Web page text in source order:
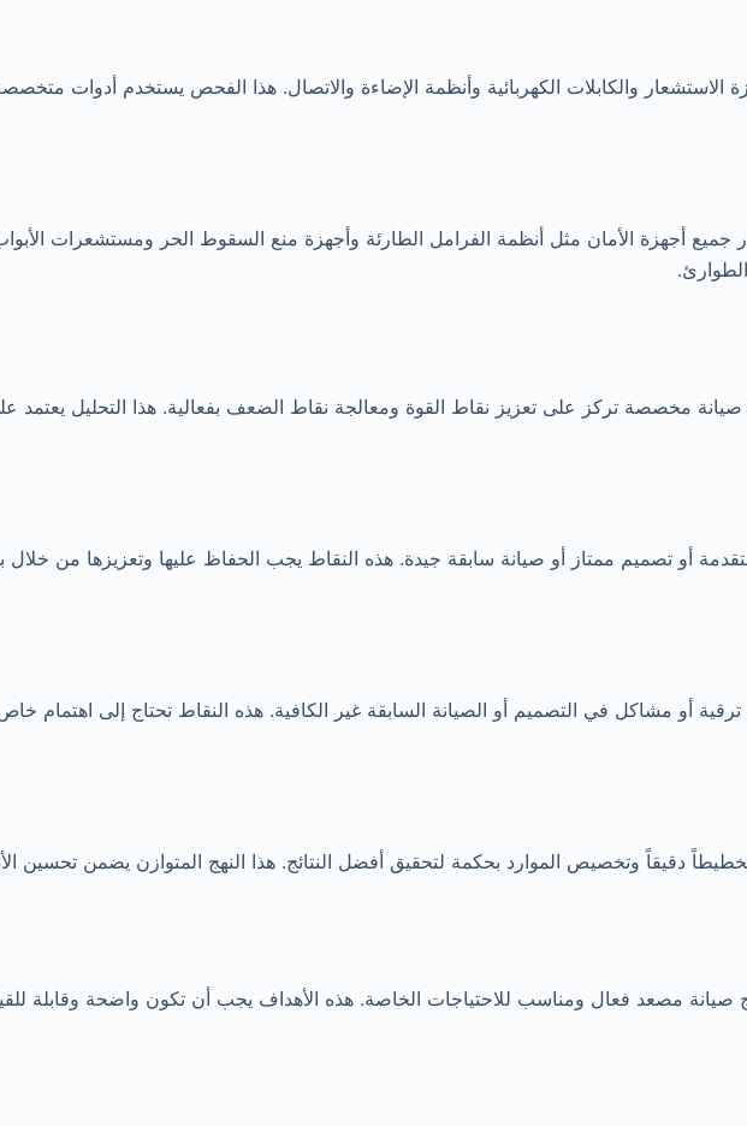
والكابلات الكهربائية وأنظمة الإضاءة والاتصال. هذا الفحص يستخدم أدوات
أجهزة الأمان مثل أنظمة الفرامل الطارئة وأجهزة منع السقوط الحر ومستشعرات
مخصصة تركز على تعزيز نقاط القوة ومعالجة نقاط الضعف بفعالية. هذا التحليل يعتمد على
أو تصميم ممتاز أو صيانة سابقة جيدة. هذه النقاط يجب الحفاظ عليها وتعزيزها من خلال
أو مشاكل في التصميم أو الصيانة السابقة غير الكافية. هذه النقاط تحتاج إلى
دقيقاً وتخصيص الموارد بحكمة لتحقيق أفضل النتائج. هذا النهج المتوازن يضمن تحسين
مصعد فعال ومناسب للاحتياجات الخاصة. هذه الأهداف يجب أن تكون واضحة وقابلة